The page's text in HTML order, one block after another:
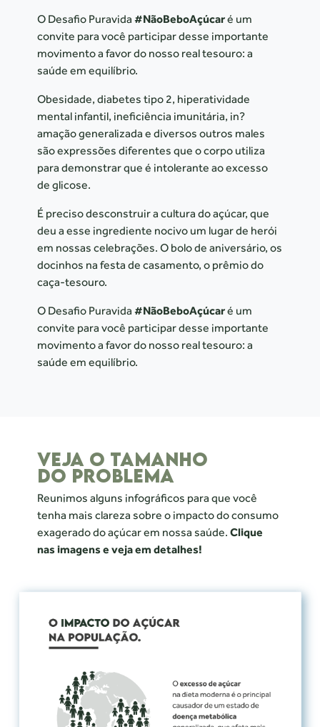
O Desafio Puravida#NãoBeboAçúcaré um
convite para você participar desse importante
movimento a favor do nosso real tesouro: a
saúde em equilíbrio.
Obesidade, diabetes tipo 2, hiperatividade
mental infantil, ineficiência imunitária, in?
amação generalizada e diversos outros males
são expressões diferentes que o corpo utiliza
para demonstrar que é intolerante ao excesso
de glicose.
É preciso desconstruir a cultura do açúcar, que
deu a esse ingrediente nocivo um lugar de herói
em nossas celebrações. O bolo de aniversário, os
docinhos na festa de casamento, o prêmio do
caça-tesouro.
O Desafio Puravida#NãoBeboAçúcaré um
convite para você participar desse importante
movimento a favor do nosso real tesouro: a
saúde em equilíbrio.
VEJA O TAMANHO
DO PROBLEMA
Reunimos alguns infográficos para que você
tenha mais clareza sobre o impacto do consumo
exagerado do açúcar em nossa saúde.Clique
nas imagens e veja em detalhes!